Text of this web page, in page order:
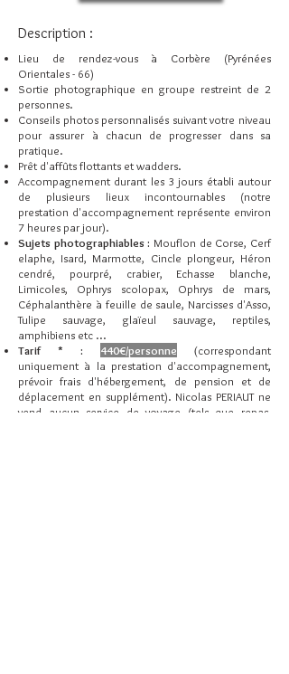
Description :
Lieu de rendez-vous à Corbère (Pyrénées
Orientales - 66)
Sortie photographique en groupe restreint de 2
personnes.
Conseils photos personnalisés suivant votre niveau
pour assurer à chacun de progresser dans sa
pratique.
Prêt d'affûts flottants et wadders.
Accompagnement durant les 3 jours établi autour
de plusieurs lieux incontournables (notre
prestation d'accompagnement représente environ
7 heures par jour).
Sujets photographiables : Mouflon de Corse, Cerf
elaphe, Isard, Marmotte, Cincle plongeur, Héron
cendré, pourpré, crabier, Echasse blanche,
Limicoles, Ophrys scolopax, Ophrys de mars,
Céphalanthère à feuille de saule, Narcisses d'Asso,
Tulipe sauvage, glaïeul sauvage, reptiles,
amphibiens etc ...
Tarif * :
440€/personne (correspondant
uniquement à la prestation d'accompagnement,
prévoir frais d'hébergement, de pension et de
déplacement en supplément). Nicolas PERIAUT ne
vend aucun service de voyage (tels que repas,